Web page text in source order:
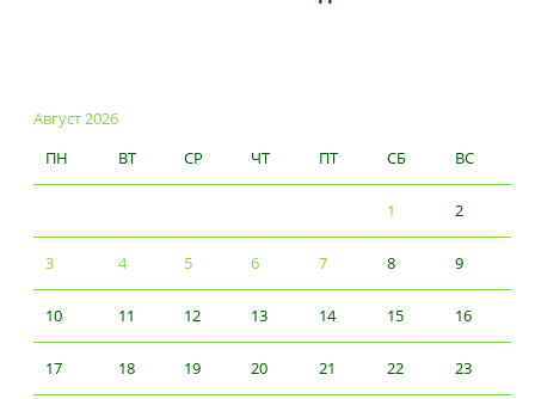
Август 2026
ПН
ВТ СР ЧТ ПТ СБ ВС
1 2
3 4 5 6 7 8 9
10 11 12 13 14 15 16
17 18 19 20 21 22 23